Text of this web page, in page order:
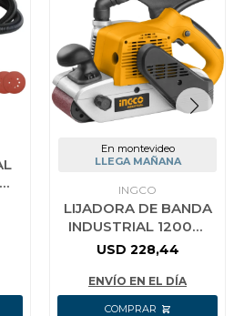
En montevideo
LLEGA MAÑANA
INGCO
LIJADORA DE BANDA
INDUSTRIAL 1200W
610X100MM INGCO
USD 228,44
ENVÍO EN EL DÍA